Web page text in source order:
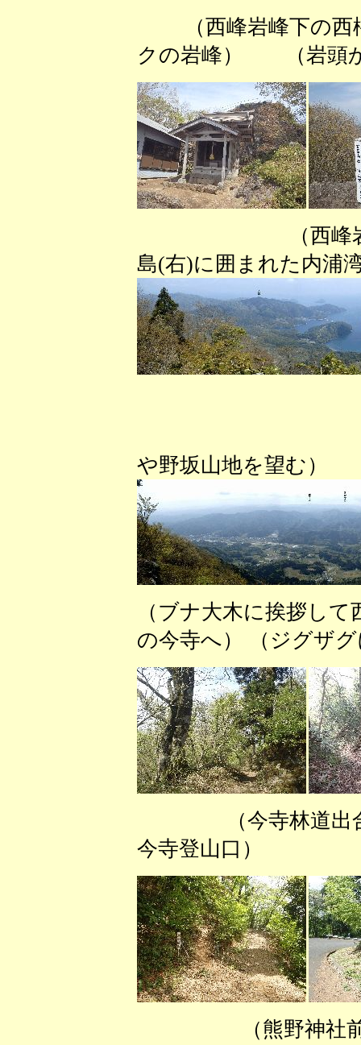
（西峰岩峰下の
クの岩峰） （岩頭
（西峰岩頭か
島(右)に囲まれた内浦
や野坂山地を望む）
（ブナ大木に挨拶し
の今寺へ） （ジグザ
（今寺林道出
今寺登山口）
（熊野神